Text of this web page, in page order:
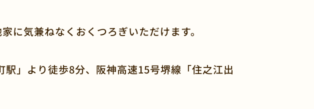
に気兼ねなくおくつろぎいただけます。
」より徒歩8分、阪神高速15号堺線「住之江出